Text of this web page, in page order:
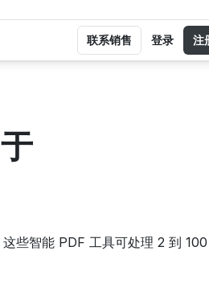
些智能 PDF 工具可处理 2 到 100
联系销售 登录 注